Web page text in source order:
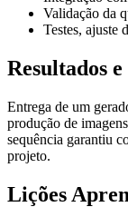
Validação da
Testes, ajuste
Resultados
Entrega de um
produção de
sequência garantiu
projeto.
Lições